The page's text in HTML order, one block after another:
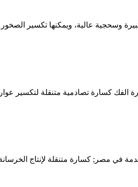
عالية، ويمكنها تكسير الصخور الصلبة تصل
الفك كسارة تصادمية متنقلة
في مصر; كسارة متنقلة لإنتاج